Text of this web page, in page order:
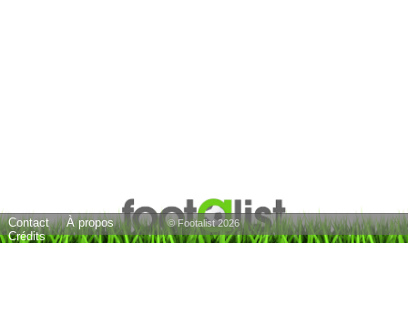
Jesús Corona AID 33
Alejandro Pozo AID 27
Contact
À propos
Crédits
© Footalist 2026